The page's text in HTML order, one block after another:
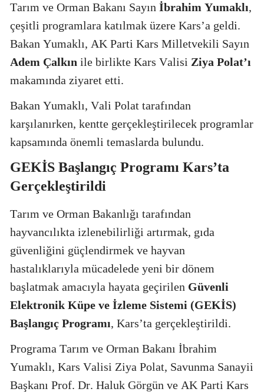
Tarım ve Orman Bakanı Sayın İbrahim Yumaklı,
çeşitli programlara katılmak üzere Kars’a geldi.
Bakan Yumaklı, AK Parti Kars Milletvekili Sayın
Adem Çalkın ile birlikte Kars Valisi Ziya Polat’ı
makamında ziyaret etti.
Bakan Yumaklı, Vali Polat tarafından
karşılanırken, kentte gerçekleştirilecek programlar
kapsamında önemli temaslarda bulundu.
GEKİS Başlangıç Programı Kars’ta
Gerçekleştirildi
Tarım ve Orman Bakanlığı tarafından
hayvancılıkta izlenebilirliği artırmak, gıda
güvenliğini güçlendirmek ve hayvan
hastalıklarıyla mücadelede yeni bir dönem
başlatmak amacıyla hayata geçirilen Güvenli
Elektronik Küpe ve İzleme Sistemi (GEKİS)
Başlangıç Programı, Kars’ta gerçekleştirildi.
Programa Tarım ve Orman Bakanı İbrahim
Yumaklı, Kars Valisi Ziya Polat, Savunma Sanayii
Başkanı Prof. Dr. Haluk Görgün ve AK Parti Kars